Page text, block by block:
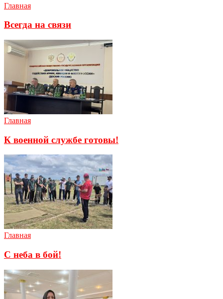
Главная
Всегда на связи
Главная
К военной службе готовы!
Главная
С неба в бой!